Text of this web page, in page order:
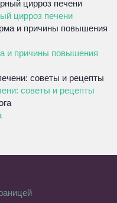
цирроз печени
и причины повышения
советы и рецепты